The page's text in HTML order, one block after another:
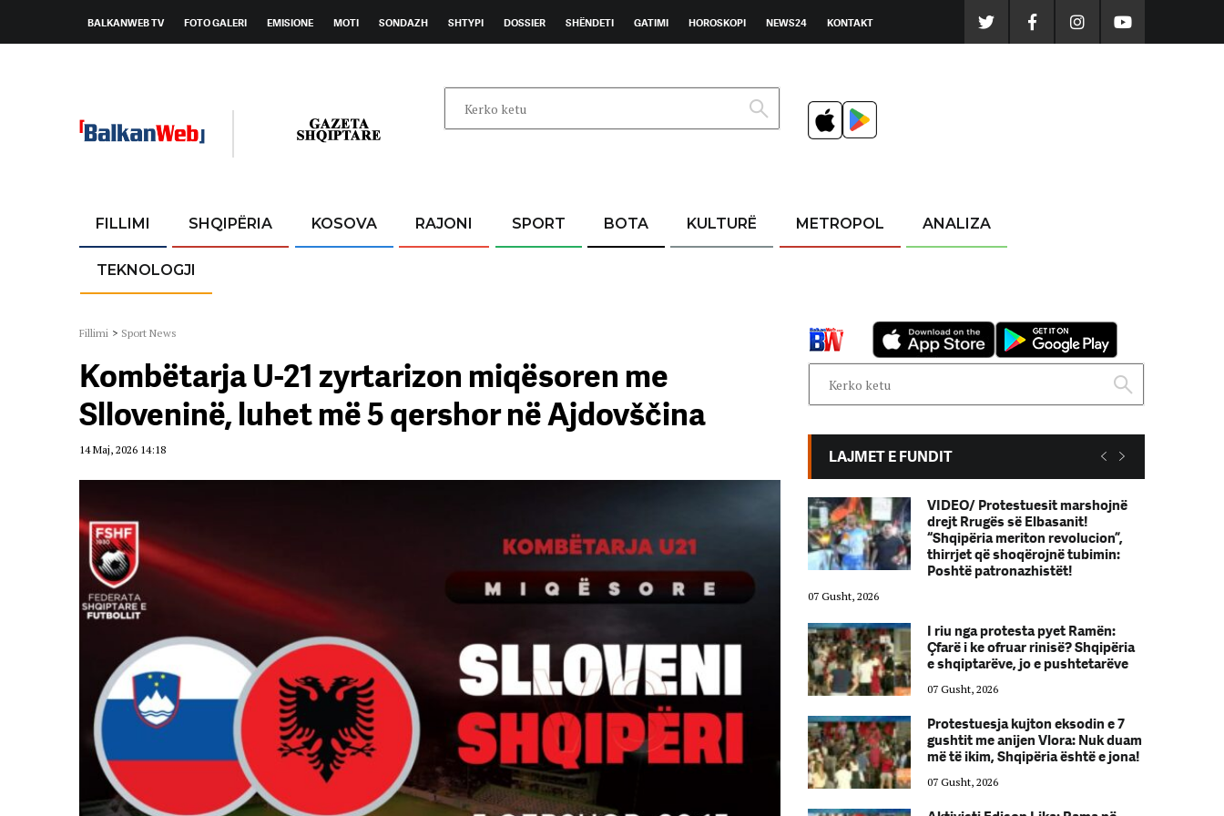
BALKANWEB TV FOTO GALERI EMISIONE MOTI SONDAZH SHTYPI DOSSIER SHËNDETI GATIMI HOROSKOPI NEWS24 KONTAKT
FILLIMI SHQIPËRIA KOSOVA RAJONI SPORT BOTA KULTURË METROPOL ANALIZA
TEKNOLOGJI
Fillimi > Sport News
Kombëtarja U-21 zyrtarizon miqësoren me
Slloveninë, luhet më 5 qershor në Ajdovščina
14 Maj, 2026 14:18 LAJMET E FUNDIT
“Shqipëria meriton revolucion”,
thirrjet që shoqërojnë tubimin:
Poshtë patronazhistët!
07 Gusht, 2026
Çfarë i ke ofruar rinisë? Shqipëria
e shqiptarëve, jo e pushtetarëve
07 Gusht, 2026
Protestuesja kujton eksodin e 7
gushtit me anijen Vlora: Nuk duam
më të ikim, Shqipëria është e jona!
VIDEO/ Protestuesit marshojnë
drejt Rrugës së Elbasanit!
“Shqipëria meriton revolucion”,
thirrjet që shoqërojnë tubimin:
Poshtë patronazhistët!
07 Gusht, 2026
I riu nga protesta pyet Ramën:
Çfarë i ke ofruar rinisë? Shqipëria
e shqiptarëve, jo e pushtetarëve
07 Gusht, 2026
Protestuesja kujton eksodin e 7
gushtit me anijen Vlora: Nuk duam
më të ikim, Shqipëria është e jona!
07 Gusht, 2026